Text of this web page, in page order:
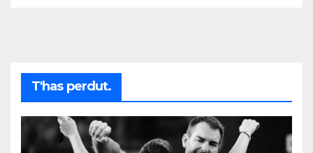
T'has perdut.